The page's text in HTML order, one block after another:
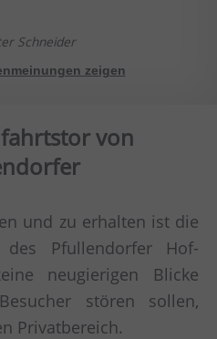
Schneider
zeigen
von
und zu erhalten ist die
des Pfullendorfer Hof-
neugierigen Blicke
stören sollen,
Privatbereich.